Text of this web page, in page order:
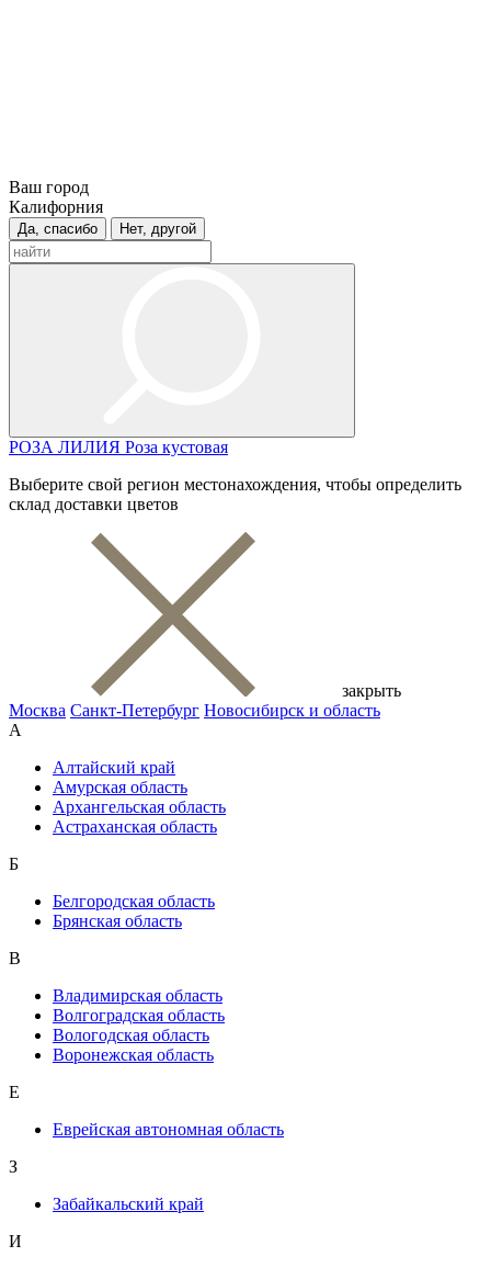
Ваш город
Калифорния
Да, спасибо Нет, другой
РОЗА ЛИЛИЯ Роза кустовая
Выберите свой регион местонахождения, чтобы определить
склад доставки цветов
закрыть
Москва Санкт-Петербург Новосибирск и область
А
Алтайский край
Амурская область
Архангельская область
Астраханская область
Б
Белгородская область
Брянская область
В
Владимирская область
Волгоградская область
Вологодская область
Воронежская область
Е
Еврейская автономная область
З
Забайкальский край
И